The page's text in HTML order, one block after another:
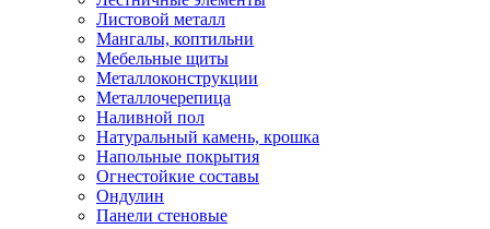
Листовой металл
Мангалы, коптильни
Мебельные щиты
Металлоконструкции
Металлочерепица
Наливной пол
Натуральный камень, крошка
Напольные покрытия
Огнестойкие составы
Ондулин
Панели стеновые